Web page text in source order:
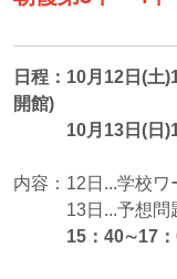
日程：10月12日(
開館)
10月13日(日
内容：12日...学校
13日...予想問題
15：40∼17